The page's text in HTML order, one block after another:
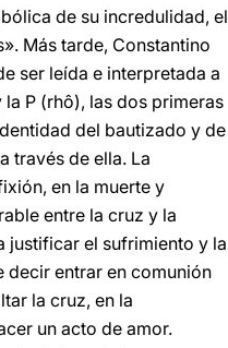
de su incredulidad, el
Más tarde, Constantino
ser leída e interpretada a
P (rhô), las dos primeras
del bautizado y de
través de ella. La
en la muerte y
entre la cruz y la
justificar el sufrimiento y la
decir entrar en comunión
la cruz, en la
un acto de amor.